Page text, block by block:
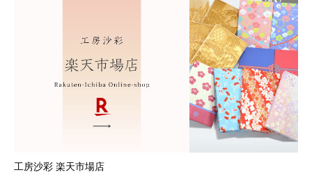
工房沙彩 楽天市場店